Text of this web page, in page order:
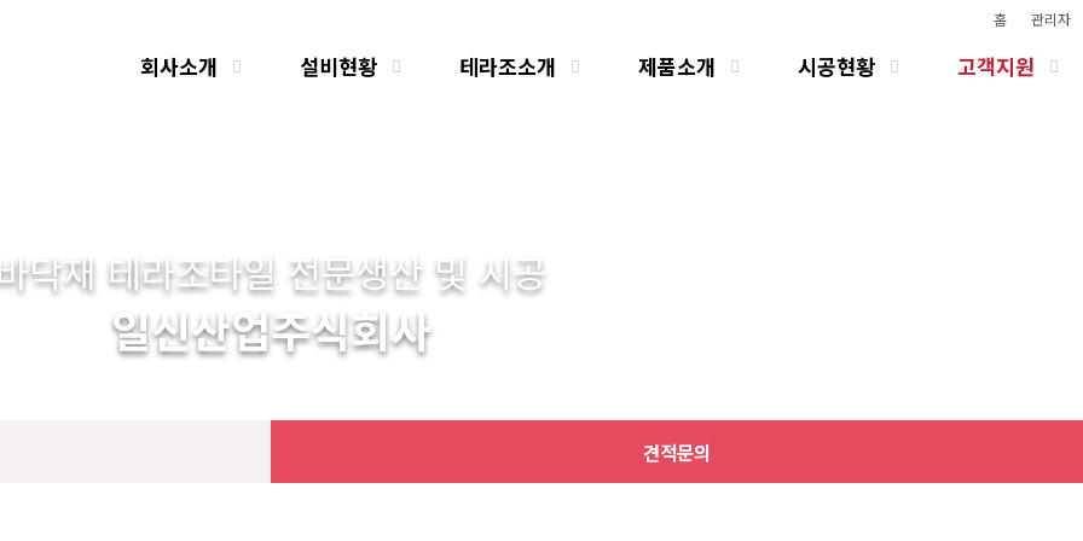
관리자
홈
회사소개 설비현황 테라조소개 제품소개 시공현황 고객지원
닥재 테라조타일 전문생산 및 시공
일신산업주식회사
견적문의